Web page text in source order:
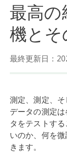
最高の
機とそ
最終更新日：
測定、測定、そ
データの測定
タをテストす
いのか、何を
きます。